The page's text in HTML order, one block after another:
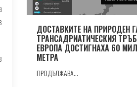
ДОСТАВКИТЕ НА ПРИРОДЕН
ТРАНСАДРИАТИЧЕСКИЯ
ЕВРОПА ДОСТИГНАХА 60
МЕТРА
ПРОДЪЛЖАВА...